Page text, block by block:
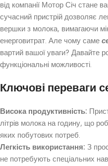
від компанії Мотор Січ
сучасний пристрій дозволяє
вершки з молока, вимагаючи
енерговитрат. Але чому саме
вартий вашої уваги? Давайте
функціональні можливості.
Ключові переваги
Висока продуктивність:
літрів молока на годину, що
яких побутових потреб.
Легкість використання: З
не потребують спеціальних